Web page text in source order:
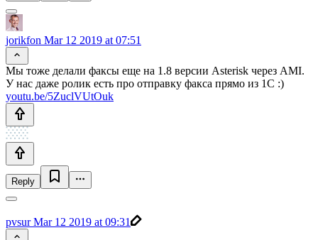
jorikfon Mar 12 2019 at 07:51
Мы тоже делали факсы еще на 1.8 версии Asterisk через AMI.
У нас даже ролик есть про отправку факса прямо из 1С :)
youtu.be/5ZuclVUtOuk
Reply
pvsurMar 12 2019 at 09:31